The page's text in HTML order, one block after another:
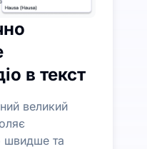
в текст
великий
швидше та